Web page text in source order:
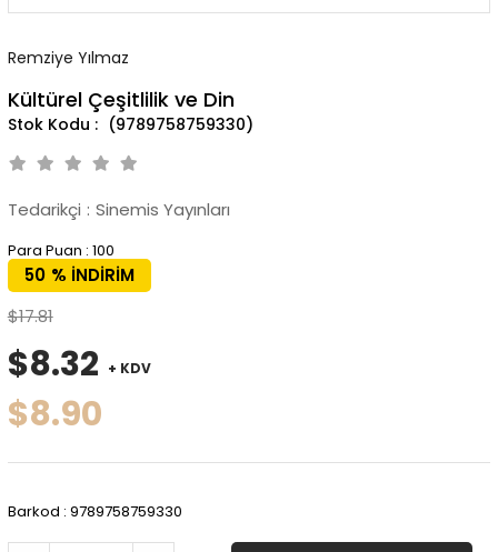
Remziye Yılmaz
Kültürel Çeşitlilik ve Din
(9789758759330)
Tedarikçi : Sinemis Yayınları
Para Puan : 100
%
50
İNDIRIM
$17.81
$8.32 + KDV
$8.90
Barkod : 9789758759330